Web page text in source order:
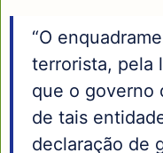
“O
terrorista, pela
que o governo
de tais
declaração de